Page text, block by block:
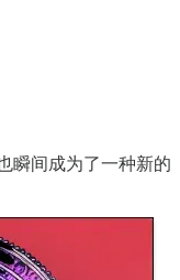
瞬间成为了一种新的